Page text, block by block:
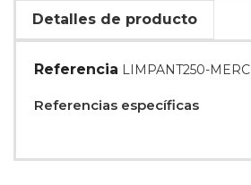
Detalles de producto
Referencia LIMPANT250-MERC
Referencias específicas